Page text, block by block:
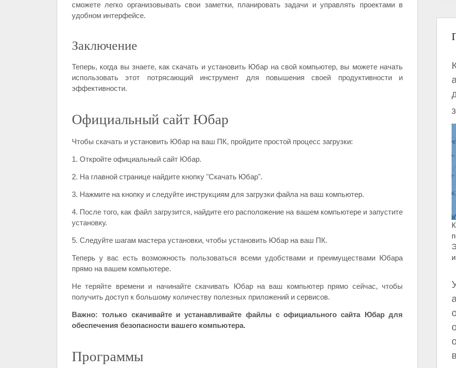
сможете легко организовывать свои заметки, планировать задачи и управлять проектами в
удобном интерфейсе.
Заключение
Теперь, когда вы знаете, как скачать и установить Юбар на свой компьютер, вы можете начать
использовать этот потрясающий инструмент для повышения своей продуктивности и
эффективности.
Официальный сайт Юбар
Чтобы скачать и установить Юбар на ваш ПК, пройдите простой процесс загрузки:
1. Откройте официальный сайт Юбар.
2. На главной странице найдите кнопку "Скачать Юбар".
3. Нажмите на кнопку и следуйте инструкциям для загрузки файла на ваш компьютер.
4. После того, как файл загрузится, найдите его расположение на вашем компьютере и запустите
установку.
5. Следуйте шагам мастера установки, чтобы установить Юбар на ваш ПК.
Теперь у вас есть возможность пользоваться всеми удобствами и преимуществами Юбара
прямо на вашем компьютере.
Не теряйте времени и начинайте скачивать Юбар на ваш компьютер прямо сейчас, чтобы
получить доступ к большому количеству полезных приложений и сервисов.
Важно: только скачивайте и устанавливайте файлы с официального сайта Юбар для
обеспечения безопасности вашего компьютера.
Программы